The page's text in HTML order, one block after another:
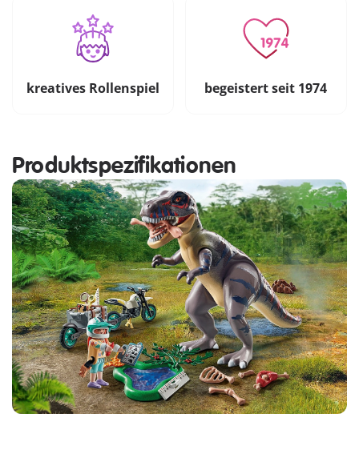
kreatives Rollenspiel begeistert seit 1974
Produktspezifikationen